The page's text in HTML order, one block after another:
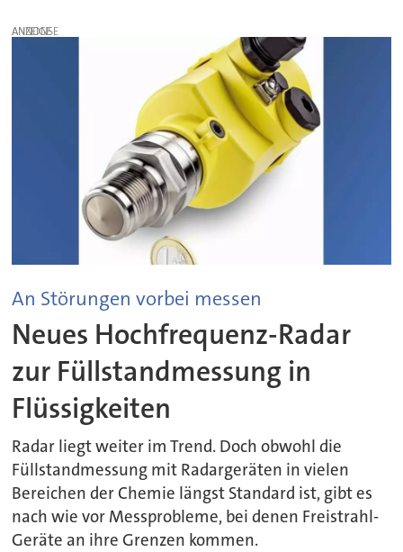
ANZEIGE
An Störungen vorbei messen
Neues Hochfrequenz-Radar
zur Füllstandmessung in
Flüssigkeiten
Radar liegt weiter im Trend. Doch obwohl die
Füllstandmessung mit Radargeräten in vielen
Bereichen der Chemie längst Standard ist, gibt es
nach wie vor Messprobleme, bei denen Freistrahl-
Geräte an ihre Grenzen kommen.